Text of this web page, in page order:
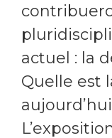
actuel : la
Quelle est